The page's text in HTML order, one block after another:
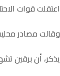
اعتقلت قوات
وقالت مصادر
يذكر، أن برقين